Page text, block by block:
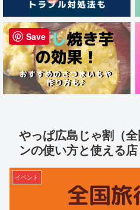
やっぱ広島じゃ割（
ンの使い方と使える店
イベント
Save